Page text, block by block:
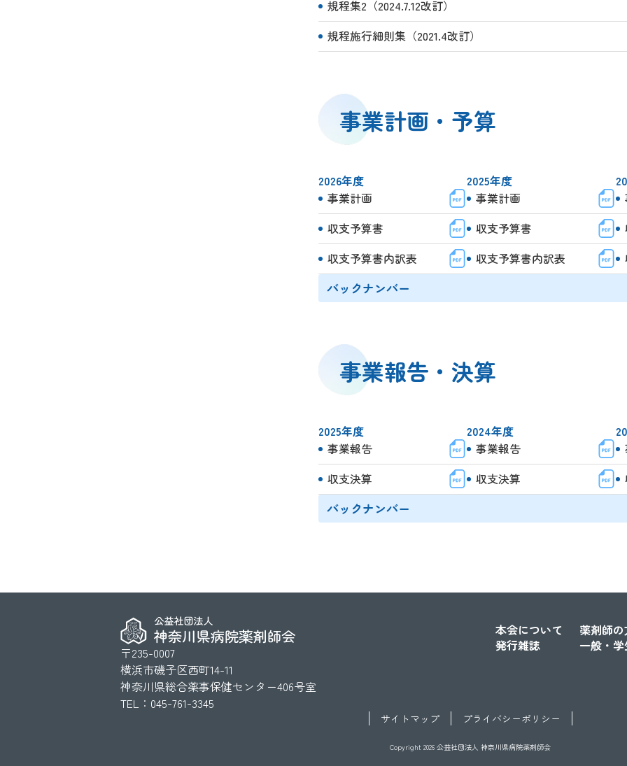
規程集2（2024.7.12改訂）
規程施行細則集（2021.4改訂）
事業計画・予算
2026年度
事業計画
収支予算書
収支予算書内訳表
2025年度
事業計画
収支予算書
収支予算書内訳表
バックナンバー
事業報告・決算
2025年度
事業報告
収支決算
2024年度
事業報告
収支決算
バックナンバー
〒235-0007
横浜市磯子区西町14-11
神奈川県総合薬事保健センター406号室
TEL：045-761-3345
本会について
発行雑誌
薬剤師
一般・
サイトマップ プライバシーポリシー
Copyright 2026 公益社団法人 神奈川県病院薬剤師会